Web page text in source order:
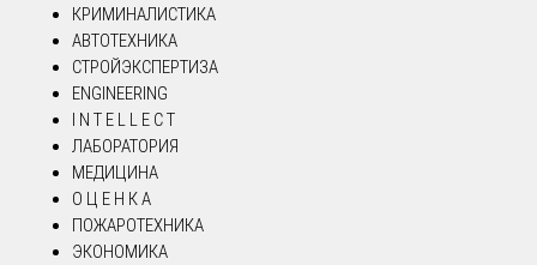
КРИМИНАЛИСТИКА
АВТОТЕХНИКА
СТРОЙЭКСПЕРТИЗА
ENGINEERING
I N T E L L E C T
ЛАБОРАТОРИЯ
МЕДИЦИНА
О Ц Е Н К А
ПОЖАРОТЕХНИКА
ЭКОНОМИКА